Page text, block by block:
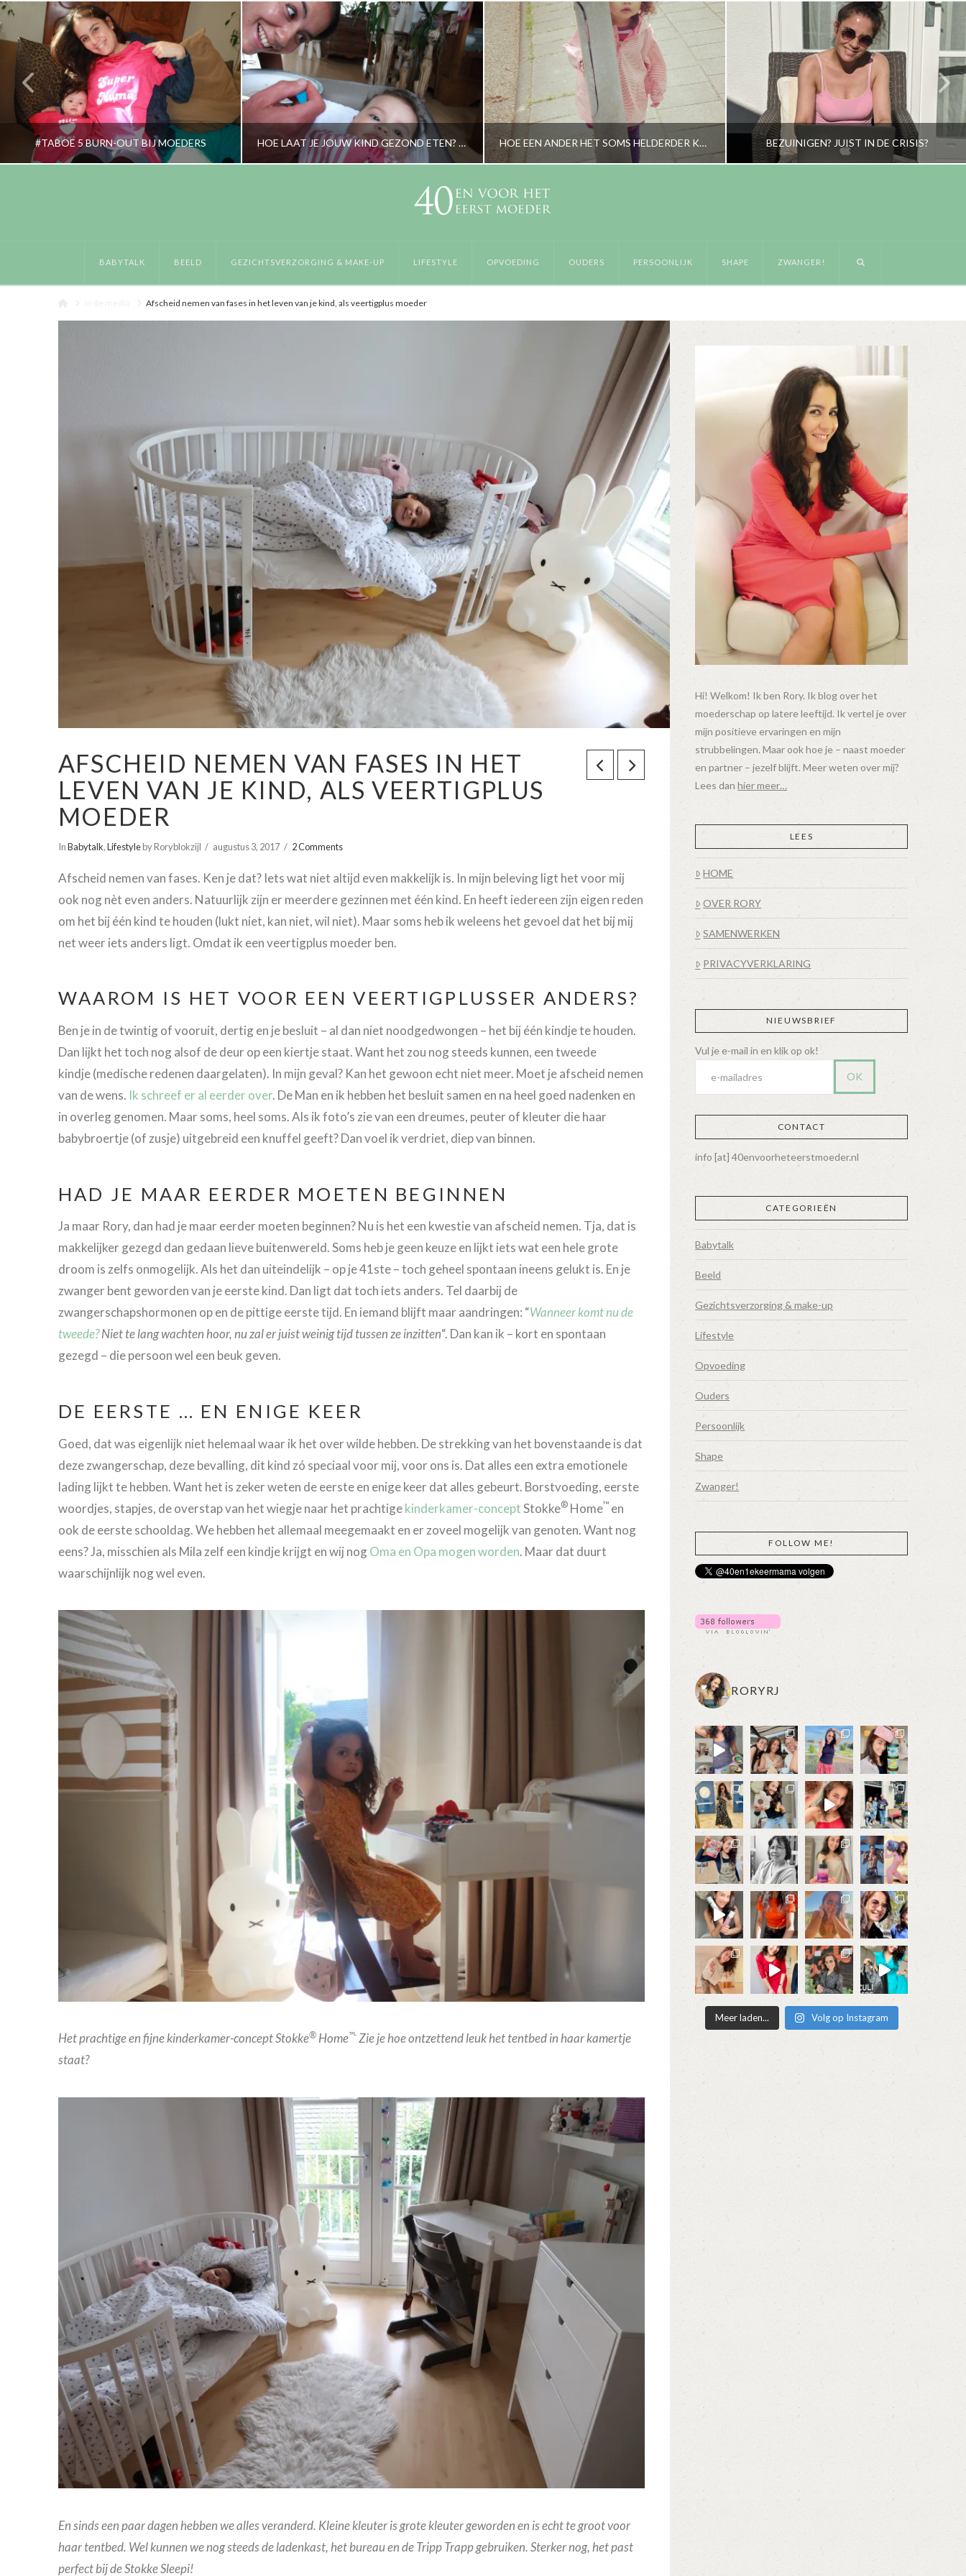
#TABOE 5 BURN-OUT BIJ MOEDERS HOE LAAT JE JOUW KIND GEZOND ETEN? EEN STAPPENPLAN HOE EEN ANDER HET SOMS HELDERDER KAN ZIEN BEZUINIGEN? JUIST IN DE CRISIS?
BABYTALK BEELD GEZICHTSVERZORGING & MAKE-UP LIFESTYLE OPVOEDING OUDERS PERSOONLIJK SHAPE ZWANGER!
Afscheid nemen van fases in het leven van je kind, als veertigplus moeder
AFSCHEID NEMEN VAN FASES IN HET
LEVEN VAN JE KIND, ALS VEERTIGPLUS
MOEDER
InBabytalk,Lifestyleby Roryblokzijl augustus 3, 2017 2 Comments
Afscheid nemen van fases. Ken je dat? Iets wat niet altijd even makkelijk is. In mijn beleving ligt het voor mij
ook nog nèt even anders. Natuurlijk zijn er meerdere gezinnen met één kind. En heeft iedereen zijn eigen reden
om het bij één kind te houden (lukt niet, kan niet, wil niet). Maar soms heb ik weleens het gevoel dat het bij mij
net weer iets anders ligt. Omdat ik een veertigplus moeder ben.
WAAROM IS HET VOOR EEN VEERTIGPLUSSER ANDERS?
Ben je in de twintig of vooruit, dertig en je besluit – al dan niet noodgedwongen – het bij één kindje te houden.
Dan lijkt het toch nog alsof de deur op een kiertje staat. Want het zou nog steeds kunnen, een tweede
kindje (medische redenen daargelaten). In mijn geval? Kan het gewoon echt niet meer. Moet je afscheid nemen
van de wens. Ik schreef er al eerder over. De Man en ik hebben het besluit samen en na heel goed nadenken en
in overleg genomen. Maar soms, heel soms. Als ik foto’s zie van een dreumes, peuter of kleuter die haar
babybroertje (of zusje) uitgebreid een knuffel geeft? Dan voel ik verdriet, diep van binnen.
HAD JE MAAR EERDER MOETEN BEGINNEN
Ja maar Rory, dan had je maar eerder moeten beginnen? Nu is het een kwestie van afscheid nemen. Tja, dat is
makkelijker gezegd dan gedaan lieve buitenwereld. Soms heb je geen keuze en lijkt iets wat een hele grote
droom is zelfs onmogelijk. Als het dan uiteindelijk – op je 41ste – toch geheel spontaan ineens gelukt is. En je
zwanger bent geworden van je eerste kind. Dan ligt dat toch iets anders. Tel daarbij de
zwangerschapshormonen op en de pittige eerste tijd. En iemand blijft maar aandringen: “Wanneer komt nu de
tweede?Niet te lang wachten hoor, nu zal er juist weinig tijd tussen ze inzitten“. Dan kan ik – kort en spontaan
gezegd – die persoon wel een beuk geven.
DE EERSTE … EN ENIGE KEER
Goed, dat was eigenlijk niet helemaal waar ik het over wilde hebben. De strekking van het bovenstaande is dat
deze zwangerschap, deze bevalling, dit kind zó speciaal voor mij, voor ons is. Dat alles een extra emotionele
lading lijkt te hebben. Want het is zeker weten de eerste en enige keer dat alles gebeurt. Borstvoeding, eerste
woordjes, stapjes, de overstap van het wiegje naar het prachtigekinderkamer-conceptStokke®Home™ en
ook de eerste schooldag. We hebben het allemaal meegemaakt en er zoveel mogelijk van genoten. Want nog
eens? Ja, misschien als Mila zelf een kindje krijgt en wij nogOma en Opa mogen worden. Maar dat duurt
waarschijnlijk nog wel even.
Het prachtige en fijne kinderkamer-concept Stokke®Home™-Zie je hoe ontzettend leuk het tentbed in haar kamertje
staat?
En sinds een paar dagen hebben we alles veranderd. Kleine kleuter is grote kleuter geworden en is echt te groot voor
haar tentbed. Wel kunnen we nog steeds de ladenkast, het bureau en de Tripp Trapp gebruiken. Sterker nog, het past
perfect bij de Stokke Sleepi!
Hi! Welkom! Ik ben Rory. Ik blog over het
moederschap op latere leeftijd. Ik vertel je over
mijn positieve ervaringen en mijn
strubbelingen. Maar ook hoe je – naast moeder
en partner – jezelf blijft. Meer weten over mij?
Lees danhier meer…
LEES
HOME
OVER RORY
SAMENWERKEN
PRIVACYVERKLARING
NIEUWSBRIEF
CONTACT
info [at] 40envoorheteerstmoeder.nl
CATEGORIEËN
Babytalk
Beeld
Gezichtsverzorging & make-up
Lifestyle
Opvoeding
Ouders
Persoonlijk
Shape
Zwanger!
FOLLOW ME!
RORYRJ
Meer laden... Volg op Instagram